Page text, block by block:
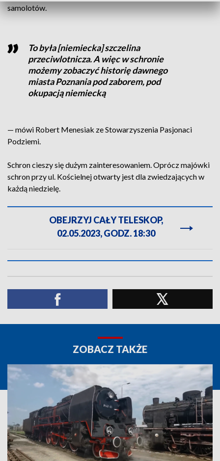
samolotów.
To była [niemiecka] szczelina
przeciwlotnicza. A więc w schronie
możemy zobaczyć historię dawnego
miasta Poznania pod zaborem, pod
okupacją niemiecką
— mówi Robert Menesiak ze Stowarzyszenia Pasjonaci
Podziemi.
Schron cieszy się dużym zainteresowaniem. Oprócz majówki
schron przy ul. Kościelnej otwarty jest dla zwiedzających w
każdą niedzielę.
OBEJRZYJ CAŁY TELESKOP,
02.05.2023, GODZ. 18:30
ZOBACZ TAKŻE